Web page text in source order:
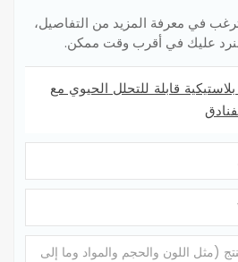
في معرفة المزيد من التفاصيل،
عليك في أقرب وقت ممكن.
قابلة للتحلل الحيوي مع